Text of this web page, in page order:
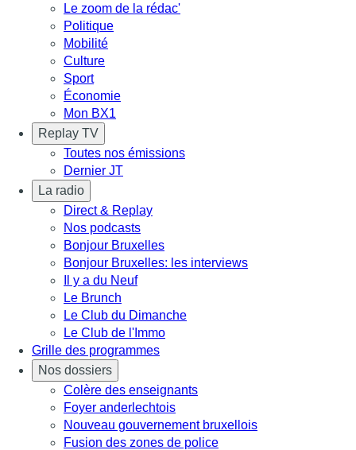
Le zoom de la rédac'
Politique
Mobilité
Culture
Sport
Économie
Mon BX1
Replay TV
Toutes nos émissions
Dernier JT
La radio
Direct & Replay
Nos podcasts
Bonjour Bruxelles
Bonjour Bruxelles: les interviews
Il y a du Neuf
Le Brunch
Le Club du Dimanche
Le Club de l'Immo
Grille des programmes
Nos dossiers
Colère des enseignants
Foyer anderlechtois
Nouveau gouvernement bruxellois
Fusion des zones de police